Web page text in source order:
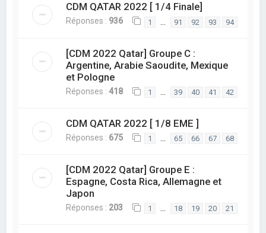
CDM QATAR 2022 [ 1/4 Finale]
Réponses : 936 1 91 92 93 94
[CDM 2022 Qatar] Groupe C :
Argentine, Arabie Saoudite, Mexique
et Pologne
Réponses :418 1 39 40 41 42
CDM QATAR 2022 [ 1/8 EME ]
Réponses : 675 1 65 66 67 68
[CDM 2022 Qatar] Groupe E :
Espagne, Costa Rica, Allemagne et
Japon
Réponses : 203 1 … 18 19 20 21